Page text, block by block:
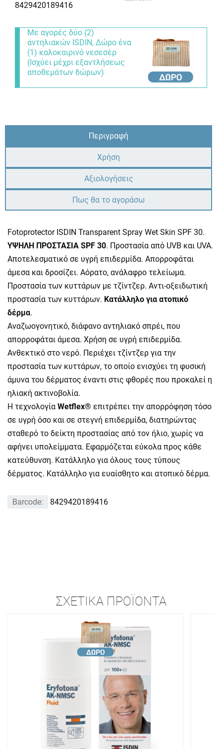
8429420189416
Με αγορές δύο (2)
αντηλιακών ISDIN, Δώρο ένα
(1) καλοκαιρινό νεσεσέρ
(Ισχύει μέχρι εξαντλήσεως
αποθεμάτων δώρων)
Περιγραφή
Χρήση
Αξιολογήσεις
Πως θα το αγοράσω
Fotoprotector ISDIN Transparent Spray Wet Skin SPF 30.
ΥΨΗΛΗ ΠΡΟΣΤΑΣΙΑ SPF 30. Προστασία από UVB και UVA.
Αποτελεσματικό σε υγρή επιδερμίδα. Απορροφάται
άμεσα και δροσίζει. Αόρατο, ανάλαφρο τελείωμα.
Προστασία των κυττάρων με τζίντζερ. Αντι-οξειδωτική
προστασία των κυττάρων. Κατάλληλο για ατοπικό
δέρμα.
Αναζωογονητικό, διάφανο αντηλιακό σπρέι, που
απορροφάται άμεσα. Χρήση σε υγρή επιδερμίδα.
Ανθεκτικό στο νερό. Περιέχει τζίντζερ για την
προστασία των κυττάρων, το οποίο ενισχύει τη φυσική
άμυνα του δέρματος έναντι στις φθορές που προκαλεί η
ηλιακή ακτινοβολία.
Η τεχνολογία Wetflex® επιτρέπει την απορρόφηση τόσο
σε υγρή όσο και σε στεγνή επιδερμίδα, διατηρώντας
σταθερό το δείκτη προστασίας από τον ήλιο, χωρίς να
αφήνει υπολείμματα. Εφαρμόζεται εύκολα προς κάθε
κατεύθυνση. Κατάλληλο για όλους τους τύπους
δέρματος. Κατάλληλο για ευαίσθητο και ατοπικό δέρμα.
Barcode: 8429420189416
ΣΧΕΤΙΚΆ ΠΡΟΪΌΝΤΑ